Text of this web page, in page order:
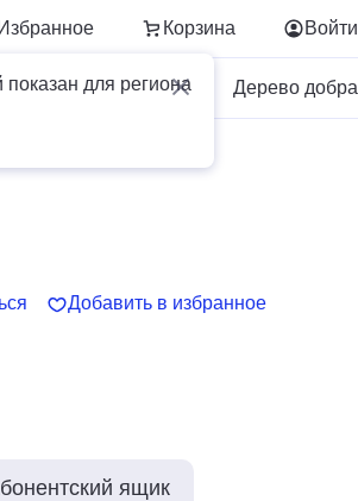
Избранное Корзина
для региона
Войти
Для бизнеса Дерево добра
Добавить в избранное
ящик